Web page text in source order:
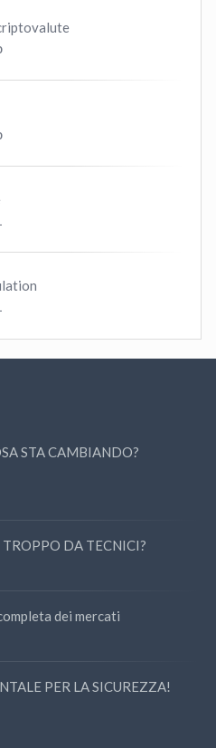
STA CAMBIANDO?
DA TECNICI?
dei mercati
PER LA SICUREZZA!